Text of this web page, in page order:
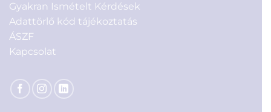
Gyakran Ismételt Kérdések
Adattörlő kód tájékoztatás
ÁSZF
Kapcsolat